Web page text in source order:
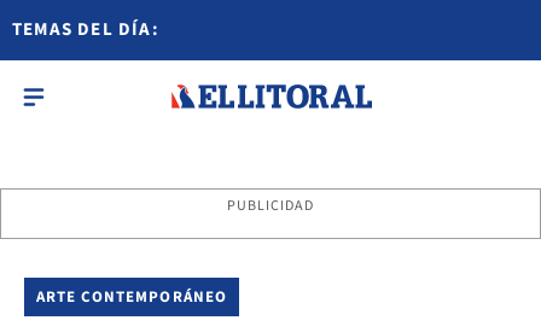
TEMAS DEL DÍA:
PUBLICIDAD
ARTE CONTEMPORÁNEO